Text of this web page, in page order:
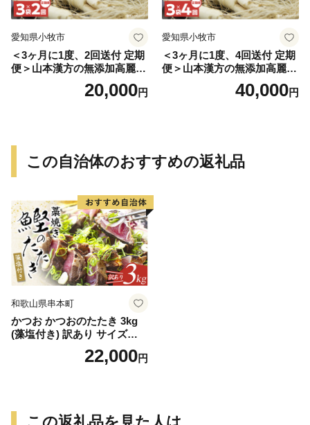
愛知県小牧市
＜3ヶ月に1度、2回送付 定期
便＞山本漢方の無添加高麗人
20,000円
愛知県小牧市
＜3ヶ月に1度、4回送付 定期
便＞山本漢方の無添加高麗人
40,000円
この自治体のおすすめの返礼品
和歌山県串本町
かつお かつおのたたき 3kg
(藻塩付き) 訳あり サイズふぞ
ろい 焼きが命！ 藁焼き / 鰹
かつお カツオのたたき 鰹の
22,000円